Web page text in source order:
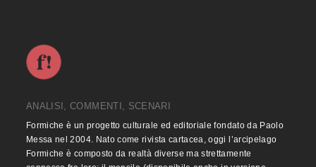
ANALISI, COMMENTI, SCENARI
Formiche è un progetto culturale ed editoriale fondato da Paolo
Messa nel 2004. Nato come rivista cartacea, oggi l’arcipelago
Formiche è composto da realtà diverse ma strettamente